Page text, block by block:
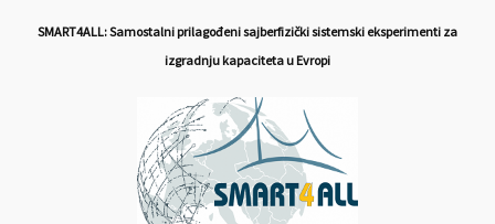
SMART4ALL: Samostalni prilagođeni sajberfizički sistemski eksperimenti za
izgradnju kapaciteta u Evropi